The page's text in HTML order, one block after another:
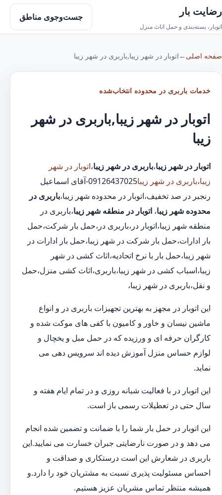
رضایت بار
اتوبار، بسته‌بندی و حمل اثاث منزل
جست‌وجوی مناطق
صفحه اصلی ← اتوبار در شهر زیبا,باربری در شهر زیبا
خدمات باربری در محدوده انتخاب‌شده
اتوبار در شهر زیبا,باربری در شهر
زیبا
اتوبار در شهر زیبا،باربری در شهر زیبا،اتوبار در شهر
زیبا،باربری در شهر زیبا
09126437025-آقای اسماعیل
رنجبر در صد تخفیف،اتوبار در محدوده شهر زیبا،باربری در
محدوده شهر زیبا، اتوبار در منطقه شهر زیبا،باربری در
منطقه شهر زیبا،اتوبار در،باربری در،حمل بار شرکت،حمل
بار ادارات،حمل بار شرکت در شهر زیبا،حمل بار ادارات در
شهر زیبا،حمل بار با نرخ اتحادیه،اثاث کشی در شهر
زیبا،اسباب کشی در شهر زیبا،باربری،اثاث کشی منزل،حمل
و نقل،باربری در شهر زیبا،
این اتوبار در مجهز به بهترین تجهیزات باربری در و انواع
ماشین نیسان و خاور و کامیون با کفی های موکت شده و
کارگران حرفه ای و ورزیده که در حمل مبل و یخچال و
لوازم حساس منزل آموزش دیده اند سرویس دهی می
نماید.
این اتوبار در با فعالیت شبانه روزی و در تمام ایام هفته و
سال حتی در تعطیلات رسمی باز است.
این اتوبار در حمل بار شما را با ضمانت و تضمین شده انجام
می دهد و در صورت نارضایتی جبران خسارت می نمایید.این
باربری در شعارش این است درستکاری و صداقت و
احساس مسئولیت پذیری نسبت به مشتریان خود را دارد.و
همیشه منتظر تماس مشریان عزیز هستیم.